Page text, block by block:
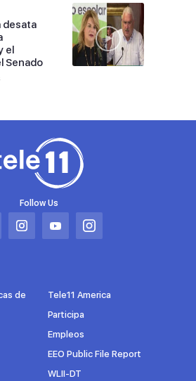
desata
el
Senado
Follow Us
Abrir
pestaña
Abrir
pestaña
Abrir
pestaña
de
Tele11 America
Participa
Empleos
EEO Public File Report
WLII-DT